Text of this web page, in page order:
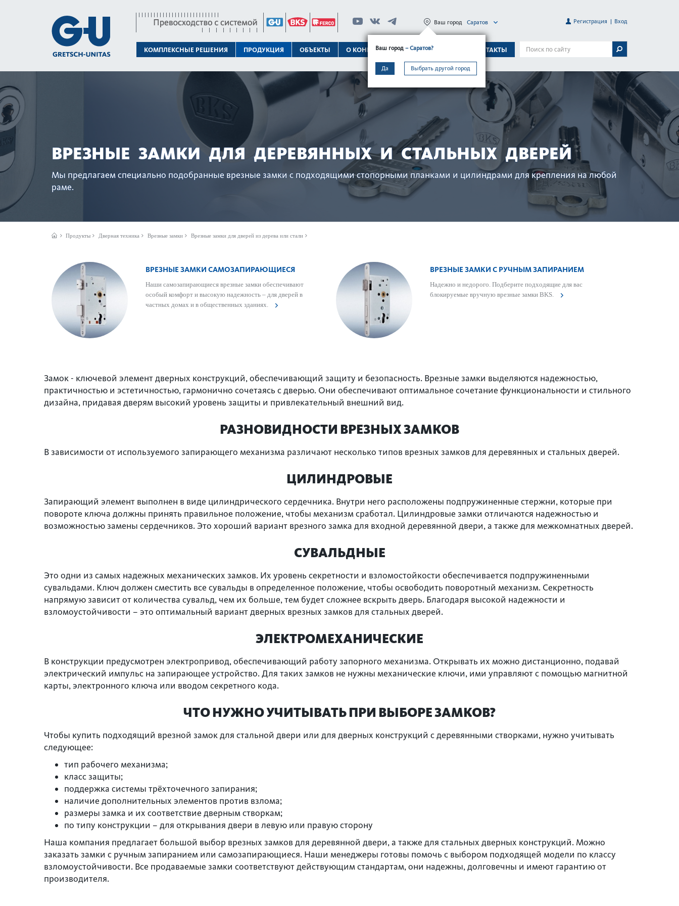
КОМПЛЕКСНЫЕ РЕШЕНИЯ ПРОДУКЦИЯ ОБЪЕКТЫ О КОНЦЕРНЕ ТЕХПОДДЕРЖКА КОНТАКТЫ
Ваш город – Саратов?
Да Выбрать другой город
Ваш город Саратов Регистрация Вход
ВРЕЗНЫЕ ЗАМКИ ДЛЯ ДЕРЕВЯННЫХ И СТАЛЬНЫХ ДВЕРЕЙ
Мы предлагаем специально подоб­ранные врезные замки с подходящими стопорными план­ками и цилиндрами для креп­ления на любой
раме.
Продукты Дверная техника Врезные замки Врезные замки для дверей из дерева или стали
ВРЕЗНЫЕ ЗАМКИ САМОЗАПИ­РАЮЩИЕСЯ
Наши самозапи­рающиеся врезные замки обеспечивают
особый комфорт и выс­окую надежность – для дверей в
частных домах и в общес­твенных зданиях.
ВРЕЗНЫЕ ЗАМКИ С РУЧНЫМ ЗАПИРАНИЕМ
Надежно и недорого. Подберите подходящие для вас
блокируемые вручную врезные замки BKS.
Замок - ключевой элемент дверных конструкций, обеспечивающий защиту и безопасность. Врезные замки выделяются надежностью,
практичностью и эстетичностью, гармонично сочетаясь с дверью. Они обеспечивают оптимальное сочетание функциональности и стильного
дизайна, придавая дверям высокий уровень защиты и привлекательный внешний вид.
РАЗНОВИДНОСТИ ВРЕЗНЫХ ЗАМКОВ
В зависимости от используемого запирающего механизма различают несколько типов врезных замков для деревянных и стальных дверей.
ЦИЛИНДРОВЫЕ
Запирающий элемент выполнен в виде цилиндрического сердечника. Внутри него расположены подпружиненные стержни, которые при
повороте ключа должны принять правильное положение, чтобы механизм сработал. Цилиндровые замки отличаются надежностью и
возможностью замены сердечников. Это хороший вариант врезного замка для входной деревянной двери, а также для межкомнатных дверей.
СУВАЛЬДНЫЕ
Это одни из самых надежных механических замков. Их уровень секретности и взломостойкости обеспечивается подпружиненными
сувальдами. Ключ должен сместить все сувальды в определенное положение, чтобы освободить поворотный механизм. Секретность
напрямую зависит от количества сувальд, чем их больше, тем будет сложнее вскрыть дверь. Благодаря высокой надежности и
взломоустойчивости – это оптимальный вариант дверных врезных замков для стальных дверей.
ЭЛЕКТРОМЕХАНИЧЕСКИЕ
В конструкции предусмотрен электропривод, обеспечивающий работу запорного механизма. Открывать их можно дистанционно, подавай
электрический импульс на запирающее устройство. Для таких замков не нужны механические ключи, ими управляют с помощью магнитной
карты, электронного ключа или вводом секретного кода.
ЧТО НУЖНО УЧИТЫВАТЬ ПРИ ВЫБОРЕ ЗАМКОВ?
Чтобы купить подходящий врезной замок для стальной двери или для дверных конструкций с деревянными створками, нужно учитывать
следующее:
тип рабочего механизма;
класс защиты;
поддержка системы трёхточечного запирания;
наличие дополнительных элементов против взлома;
размеры замка и их соответствие дверным створкам;
по типу конструкции – для открывания двери в левую или правую сторону
Наша компания предлагает большой выбор врезных замков для деревянной двери, а также для стальных дверных конструкций. Можно
заказать замки с ручным запиранием или самозапирающиеся. Наши менеджеры готовы помочь с выбором подходящей модели по классу
взломоустойчивости. Все продаваемые замки соответствуют действующим стандартам, они надежны, долговечны и имеют гарантию от
производителя.